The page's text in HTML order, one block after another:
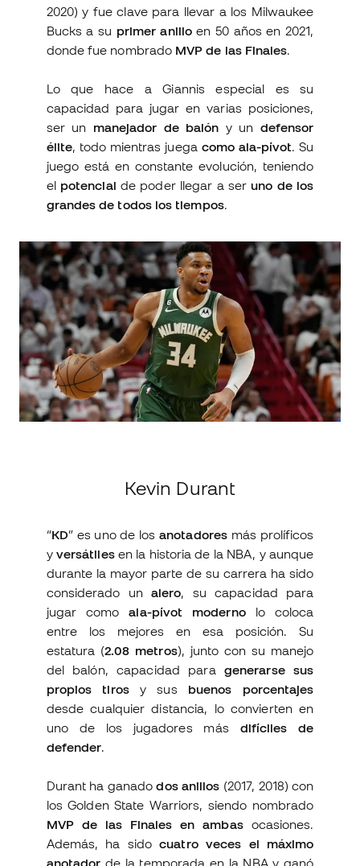
2020) y fue clave para llevar a los Milwaukee
Bucks a su primer anilloen 50 años en 2021,
donde fue nombrado MVP de las Finales.
Lo que hace a Giannis especial es su
capacidad para jugar en varias posiciones,
ser un manejador de balón y un defensor
élite, todo mientras juega como ala-pívot. Su
juego está en constante evolución, teniendo
el potencial de poder llegar a ser uno de los
grandes de todos los tiempos.
Kevin Durant
“KD” es uno de losanotadoresmás prolíficos
y versátilesen la historia de la NBA, y aunque
durante la mayor parte de su carrera ha sido
considerado unalero, su capacidad para
jugar comoala-pívot modernolo coloca
entre los mejores en esa posición. Su
estatura (2.08 metros), junto con su manejo
del balón, capacidad paragenerarse sus
propios tirosy sus buenos porcentajes
desde cualquier distancia, lo convierten en
uno de los jugadores más difíciles de
defender.
Durant ha ganadodos anillos (2017, 2018) con
los Golden State Warriors, siendo nombrado
MVP de las Finales en ambasocasiones.
Además, ha sidocuatro veces el máximo